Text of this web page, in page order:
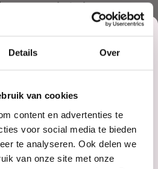
Details Over
van cookies
content en advertenties te
voor social media te bieden
te analyseren. Ook delen we
van onze site met onze
=morgen in huis
& Avocado van Aunt
haarolie die speciaal is
van je haar